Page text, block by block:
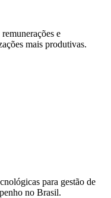
e
mais produtivas.
para gestão de
no Brasil.